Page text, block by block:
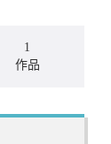
1
作品